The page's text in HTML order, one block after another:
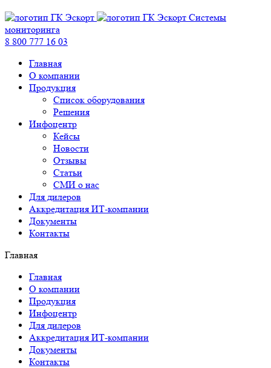
Системы
мониторинга
8 800 777 16 03
Главная
О компании
Продукция
Список оборудования
Решения
Инфоцентр
Кейсы
Новости
Отзывы
Статьи
СМИ о нас
Для дилеров
Аккредитация ИТ-компании
Документы
Контакты
Главная
Главная
О компании
Продукция
Инфоцентр
Для дилеров
Аккредитация ИТ-компании
Документы
Контакты